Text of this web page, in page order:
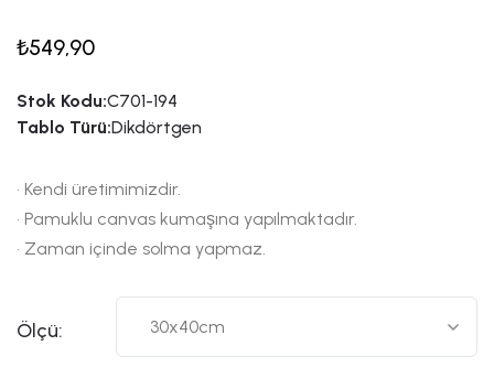
₺549,90
Stok Kodu:C701-194
Tablo Türü:Dikdörtgen
• Kendi üretimimizdir.
• Pamuklu canvas kumaşına yapılmaktadır.
• Zaman içinde solma yapmaz.
Ölçü: